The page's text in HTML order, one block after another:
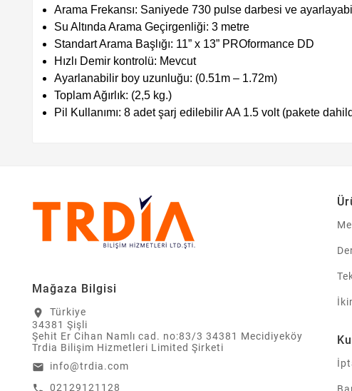
Arama Frekansı: Saniyede 730 pulse darbesi ve
Su Altında Arama Geçirgenliği: 3 metre
Standart Arama Başlığı: 11” x 13” PROformance DD
Hızlı Demir kontrolü: Mevcut
Ayarlanabilir boy uzunluğu: (0.51m – 1.72m)
Toplam Ağırlık: (2,5 kg.)
Pil Kullanımı: 8 adet şarj edilebilir AA 1.5 volt (pakete
Mağaza Bilgisi
location_on
Türkiye
34381 Şişli
Şehit Er Cihan Namlı cad. no:83/3 34381 Mecidiyeköy
Trdia Bilişim Hizmetleri Limited Şirketi
email info@trdia.com
call 02129121128